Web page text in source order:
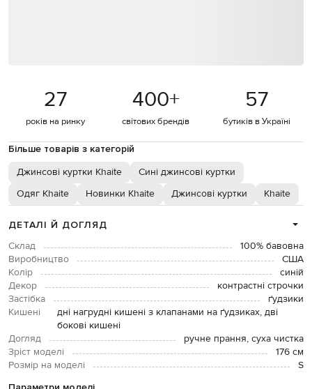
27
років на ринку
400+
світових брендів
57
бутиків в Україні
Більше товарів з категорій
Джинсові куртки Khaite
Сині джинсові куртки
Одяг Khaite
Новинки Khaite Джинсові куртки Khaite
ДЕТАЛІ Й ДОГЛЯД
Склад
100% бавовна
Виробництво
США
Колір
синій
Декор
контрастні строчки
Застібка
ґудзики
Кишені
дні нагрудні кишені з клапанами на ґудзиках, дві
бокові кишені
Догляд
ручне прання, суха чистка
Зріст моделі
176 см
Розмір на моделі
S